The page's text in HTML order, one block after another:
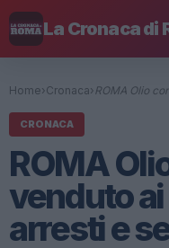
La Cronaca di
Home› Cronaca› ROMA Olio
CRONACA
ROMA
venduto
arresti e